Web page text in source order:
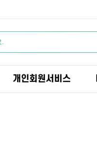
개인회원서비스